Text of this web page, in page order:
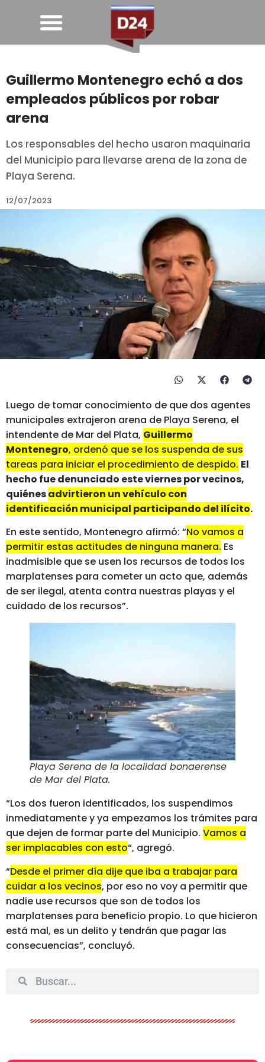
Guillermo Montenegro echó a dos
empleados públicos por robar
arena
Los responsables del hecho usaron maquinaria
del Municipio para llevarse arena de la zona de
Playa Serena.
12/07/2023
Luego de tomar conocimiento de que dos agentes
municipales extrajeron arena de Playa Serena, el
intendente de Mar del Plata, Guillermo
Montenegro, ordenó que se los suspenda de sus
tareas para iniciar el procedimiento de despido. El
hecho fue denunciado este viernes por vecinos,
quiénesadvirtieron un vehículo con
identificación municipal participando del ilícito.
En este sentido, Montenegro afirmó: “No vamos a
permitir estas actitudes de ninguna manera. Es
inadmisible que se usen los recursos de todos los
marplatenses para cometer un acto que, además
de ser ilegal, atenta contra nuestras playas y el
cuidado de los recursos”.
Playa Serena de la localidad bonaerense
de Mar del Plata.
“Los dos fueron identificados, los suspendimos
inmediatamente y ya empezamos los trámites para
que dejen de formar parte del Municipio. Vamos a
ser implacables con esto“, agregó.
“Desde el primer día dije que iba a trabajar para
cuidar a los vecinos, por eso no voy a permitir que
nadie use recursos que son de todos los
marplatenses para beneficio propio. Lo que hicieron
está mal, es un delito y tendrán que pagar las
consecuencias”, concluyó.